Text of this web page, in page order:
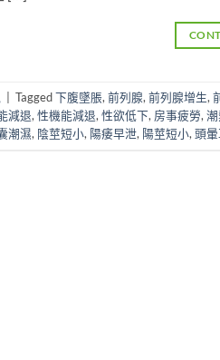
Tagged下腹墜脹, 前列腺, 前列腺增生,
減退, 性機能減退, 性欲低下, 房事疲勞,
潮濕, 陰莖短小, 陽痿早泄, 陽莖短小, 頭